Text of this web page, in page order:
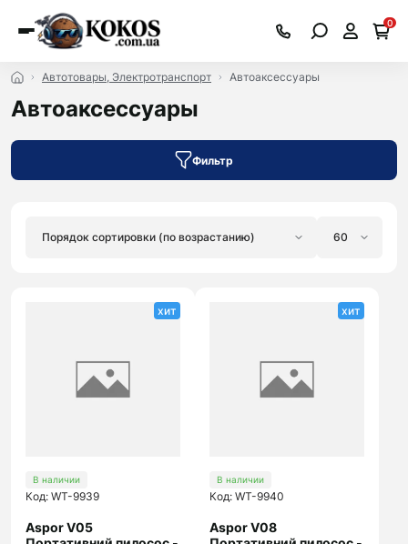
0
Автотовары, Электротранспорт Автоаксессуары
Автоаксессуары
Фильтр
хит
В наличии
Код: WT-9939
Aspor V05
хит
В наличии
Код: WT-9940
Aspor V08